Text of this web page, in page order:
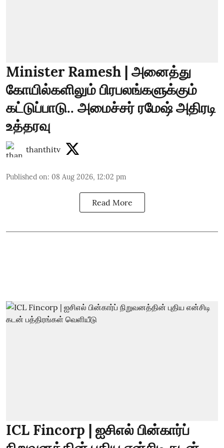
Minister Ramesh | அனைத்து
கோயில்களிலும் பிரபலங்களுக்கும்
கட்டுப்பாடு.. அமைச்சர் ரமேஷ் அதிரடி
உத்தரவு
thanthitv
Published on: 08 Aug 2026, 12:02 pm
Read More
ICL Fincorp | ஐசிஎல் பின்கார்ப்